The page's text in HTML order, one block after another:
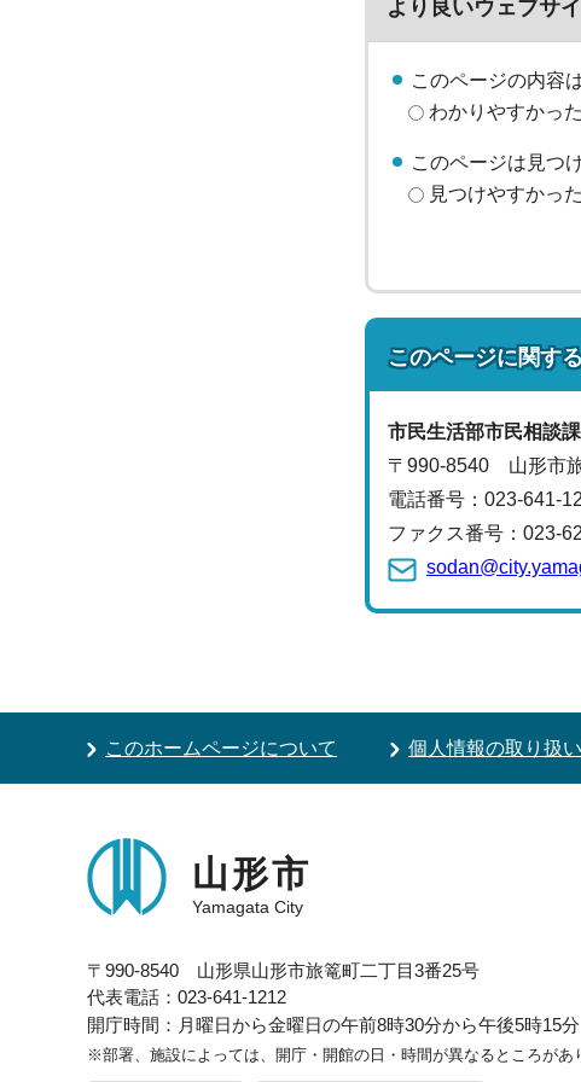
より良いウェブサ
このページの内容
わかりやすかった
このページは見つ
見つけやすかった
このページに関す
市民生活部市民相談課
〒990-8540 山形市
電話番号： 023-641-
ファクス番号：023-
このホームページについて 個人情報の取り扱
山形市
Yamagata City
〒990-8540 山形県山形市旅篭町二丁目3番25号
代表電話：023-641-1212
開庁時間：月曜日から金曜日の午前8時30分から午後5時15
※部署、施設によっては、開庁・開館の日・時間が異なるところがあ